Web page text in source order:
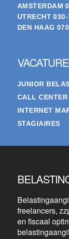
AMSTERDAM
UTRECHT
DEN HAAG
JUNIOR
CALL CENTER
INTERNET
STAGIAIRES
freelancers,
en fiscaal